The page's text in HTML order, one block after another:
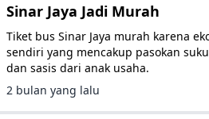
Sinar Jaya Jadi Murah
Tiket bus Sinar Jaya murah karena
sendiri yang mencakup pasokan
dan sasis dari anak usaha.
2 bulan yang lalu